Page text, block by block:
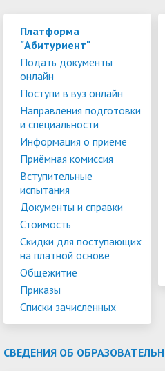
Платформа
"Абитуриент"
Подать документы
онлайн
Поступи в вуз онлайн
Направления подготовки
и специальности
Информация о приеме
Приёмная комиссия
Вступительные
испытания
Документы и справки
Стоимость
Скидки для поступающих
на платной основе
Общежитие
Приказы
Списки зачисленных
СВЕДЕНИЯ ОБ